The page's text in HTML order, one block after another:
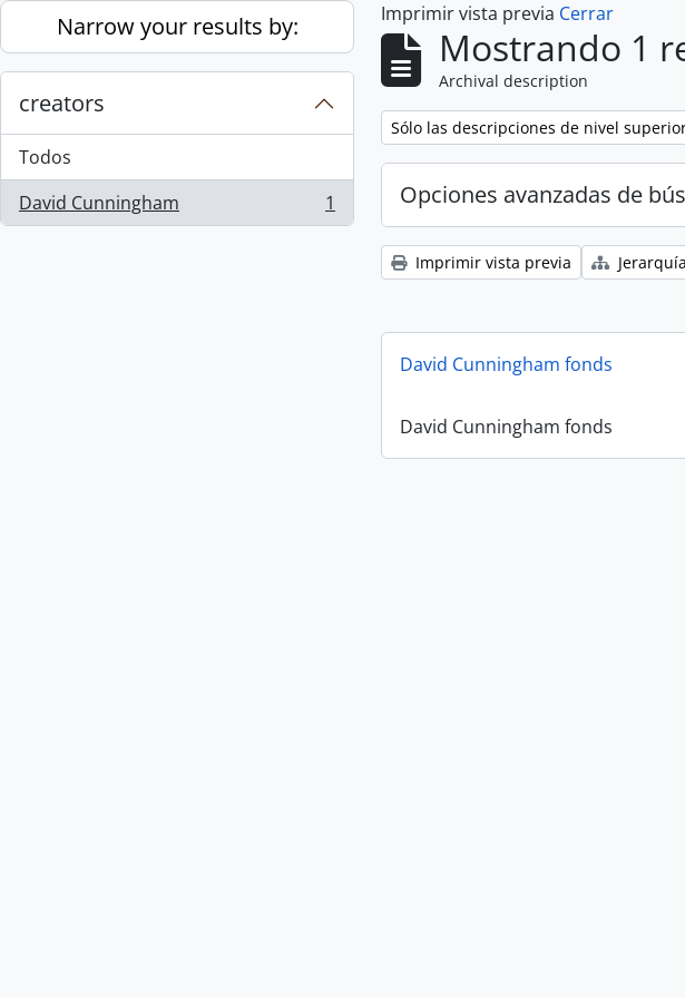
Skip to main content
Narrow your results by:
creators
Todos
David Cunningham
, 1 resultados 1
Imprimir vista previa Cerrar
Mostrando 1
Archival description
Remove filter:
Sólo las descripciones de nivel
Opciones avanzadas de
Imprimir vista previa Jerarquía
David Cunningham fonds
David Cunningham fonds